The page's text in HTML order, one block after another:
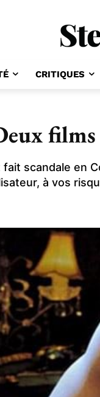
CRITIQUES
scandale en
à vos